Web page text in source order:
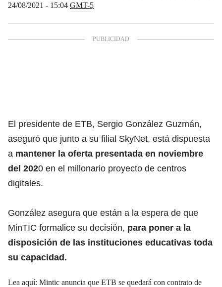
24/08/2021 - 15:04 GMT-5
El presidente de ETB, Sergio González Guzmán,
aseguró que junto a su filial SkyNet, está dispuesta
a mantener la oferta presentada en noviembre
del 2020 en el millonario proyecto de centros
digitales.
González asegura que están a la espera de que
MinTIC formalice su decisión, para poner a la
disposición de las instituciones educativas toda
su capacidad.
Lea aquí: Mintic anuncia que ETB se quedará con contrato de